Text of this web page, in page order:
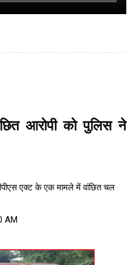
आरोपी को पुलिस ने
एक्ट के एक मामले में वांछित चल
AM